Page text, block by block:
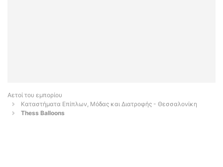
Αετοί του εμπορίου
Καταστήματα Επίπλων, Μόδας και Διατροφής - Θεσσαλονίκη
Thess Balloons